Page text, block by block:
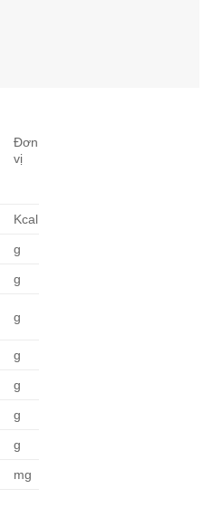
Đơn
vị
Kcal
g
g
g
g
g
g
g
mg